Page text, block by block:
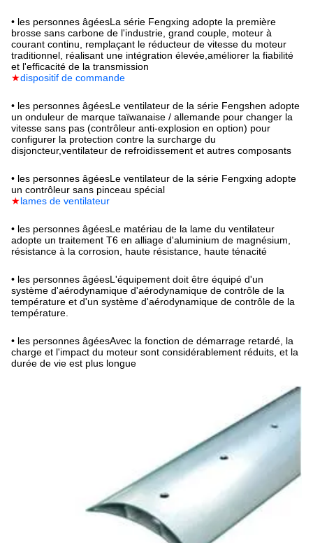
• les personnes âgéesLa série Fengxing adopte la première
brosse sans carbone de l'industrie, grand couple, moteur à
courant continu, remplaçant le réducteur de vitesse du moteur
traditionnel, réalisant une intégration élevée,améliorer la fiabilité
et l'efficacité de la transmission
★dispositif de commande
• les personnes âgéesLe ventilateur de la série Fengshen adopte
un onduleur de marque taïwanaise / allemande pour changer la
vitesse sans pas (contrôleur anti-explosion en option) pour
configurer la protection contre la surcharge du
disjoncteur,ventilateur de refroidissement et autres composants
• les personnes âgéesLe ventilateur de la série Fengxing adopte
un contrôleur sans pinceau spécial
★lames de ventilateur
• les personnes âgéesLe matériau de la lame du ventilateur
adopte un traitement T6 en alliage d'aluminium de magnésium,
résistance à la corrosion, haute résistance, haute ténacité
• les personnes âgéesL'équipement doit être équipé d'un
système d'aérodynamique d'aérodynamique de contrôle de la
température et d'un système d'aérodynamique de contrôle de la
température.
• les personnes âgéesAvec la fonction de démarrage retardé, la
charge et l'impact du moteur sont considérablement réduits, et la
durée de vie est plus longue